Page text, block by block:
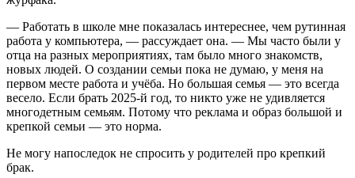
— Работать в школе мне показалась интереснее, чем рутинная
работа у компьютера, — рассуждает она. — Мы часто были у
отца на разных мероприятиях, там было много знакомств,
новых людей. О создании семьи пока не думаю, у меня на
первом месте работа и учёба. Но большая семья — это всегда
весело. Если брать 2025-й год, то никто уже не удивляется
многодетным семьям. Потому что реклама и образ большой и
крепкой семьи — это норма.
Не могу напоследок не спросить у родителей про крепкий
брак.